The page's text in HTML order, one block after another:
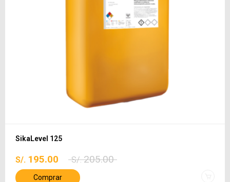
SikaLevel 125
S/. 195.00 S/.205.00
Comprar